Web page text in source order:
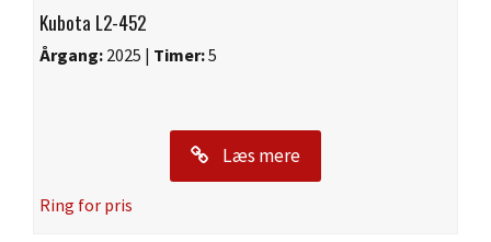
Kubota L2-452
Årgang: 2025 | Timer:5
Læs mere
Ring for pris